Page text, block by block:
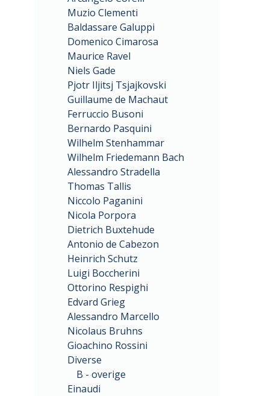
Muzio Clementi
Baldassare Galuppi
Domenico Cimarosa
Maurice Ravel
Niels Gade
Pjotr Iljitsj Tsjajkovski
Guillaume de Machaut
Ferruccio Busoni
Bernardo Pasquini
Wilhelm Stenhammar
Wilhelm Friedemann Bach
Alessandro Stradella
Thomas Tallis
Niccolo Paganini
Nicola Porpora
Dietrich Buxtehude
Antonio de Cabezon
Heinrich Schutz
Luigi Boccherini
Ottorino Respighi
Edvard Grieg
Alessandro Marcello
Nicolaus Bruhns
Gioachino Rossini
Diverse
B - overige
Einaudi